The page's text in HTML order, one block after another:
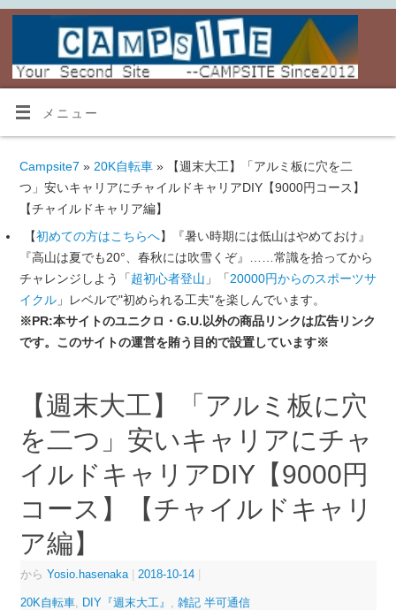
メニュー
Campsite7 » 20K自転車» 【週末大工】「アルミ板に穴を二
つ」安いキャリアにチャイルドキャリアDIY【9000円コース】
【チャイルドキャリア編】
【初めての方はこちらへ】『暑い時期には低山はやめておけ』
『高山は夏でも20°、春秋には吹雪くぞ』……常識を拾ってから
チャレンジしよう「超初心者登山 」「20000円からのスポーツサ
イクル」レベルで"初められる工夫"を楽しんでいます。
※PR:本サイトのユニクロ・G.U.以外の商品リンクは広告リンク
です。このサイトの運営を賄う目的で設置しています※
【週末大工】「アルミ板に穴
を二つ」安いキャリアにチャ
イルドキャリアDIY【9000円
コース】【チャイルドキャリ
ア編】
から Yosio.hasenaka 2018-10-14
20K自転車, DIY『週末大工』 雑記 半可通信